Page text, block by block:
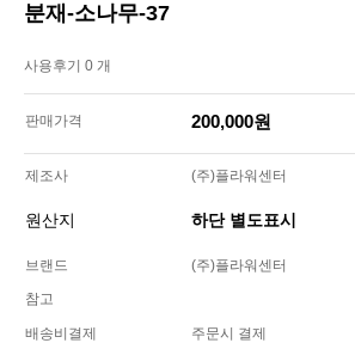
분재-소나무-37
사용후기 0 개
판매가격 200,000원
제조사 (주)플라워센터
원산지 하단 별도표시
브랜드
(주)플라워센터
참고
배송비결제 주문시 결제